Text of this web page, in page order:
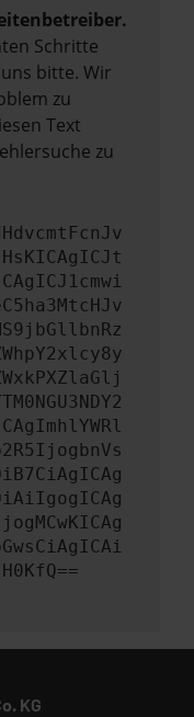
Schritte
bitte. Wir
zu
Text
zu
KG